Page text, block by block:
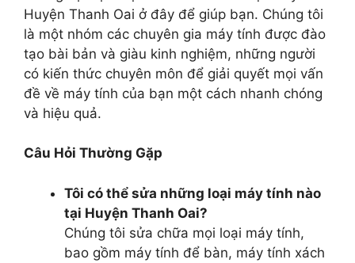
Huyện Thanh Oai ở đây để giúp bạn. Chúng tôi
là một nhóm các chuyên gia máy tính được đào
tạo bài bản và giàu kinh nghiệm, những người
có kiến thức chuyên môn để giải quyết mọi vấn
đề về máy tính của bạn một cách nhanh chóng
và hiệu quả.
Câu Hỏi Thường Gặp
Tôi có thể sửa những loại máy tính nào
tại Huyện Thanh Oai?
Chúng tôi sửa chữa mọi loại máy tính,
bao gồm máy tính để bàn, máy tính xách